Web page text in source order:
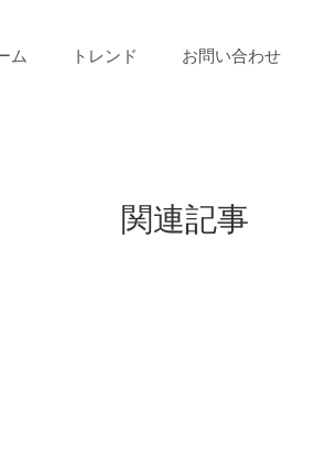
ム トレンド お問い合わせ
関連記事